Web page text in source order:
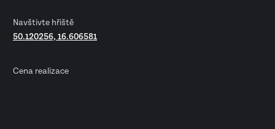
Navštivte hřiště
50.120256, 16.606581
Cena realizace